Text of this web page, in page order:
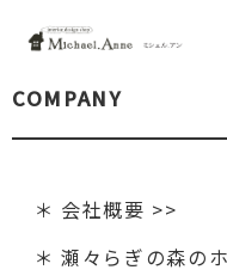
COMPANY
＊ 会社概要 >>
＊ 瀬々らぎの森の